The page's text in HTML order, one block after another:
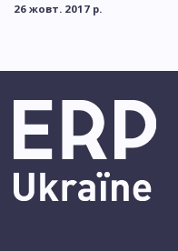
26 жовт. 2017 р.